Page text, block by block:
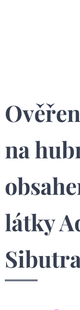
na
látky